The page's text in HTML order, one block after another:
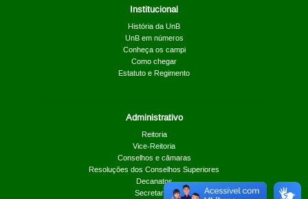
Institucional
História da UnB
UnB em números
Conheça os campi
Como chegar
Estatuto e Regimento
Administrativo
Reitoria
Vice-Reitoria
Conselhos e câmaras
Resoluções dos Conselhos Superiores
Decanatos
Secretarias